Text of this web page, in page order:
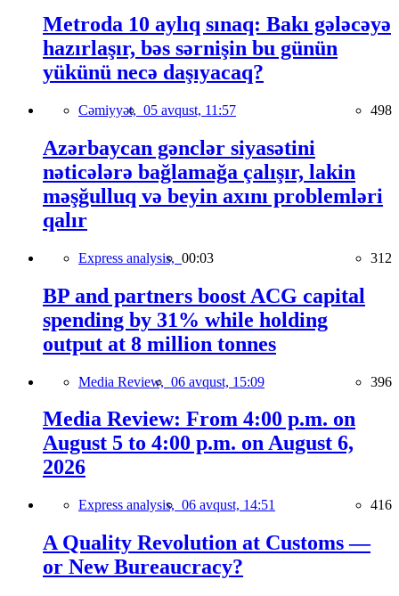
Metroda 10 aylıq sınaq: Bakı gələcəyə
hazırlaşır, bəs sərnişin bu günün
yükünü necə daşıyacaq?
Cəmiyyət, 05 avqust, 11:57 498
Azərbaycan gənclər siyasətini
nəticələrə bağlamağa çalışır, lakin
məşğulluq və beyin axını problemləri
qalır
Express analysis, 00:03 312
BP and partners boost ACG capital
spending by 31% while holding
output at 8 million tonnes
Media Review, 06 avqust, 15:09 396
Media Review: From 4:00 p.m. on
August 5 to 4:00 p.m. on August 6,
2026
Express analysis, 06 avqust, 14:51 416
A Quality Revolution at Customs —
or New Bureaucracy?